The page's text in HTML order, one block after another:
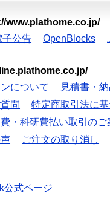
www.plathome.co.jp/
子公告 OpenBlocks
について
見積書・
問
特定商取引法に
・科研費払い取引のご
ご注文の取り消し
公式ページ